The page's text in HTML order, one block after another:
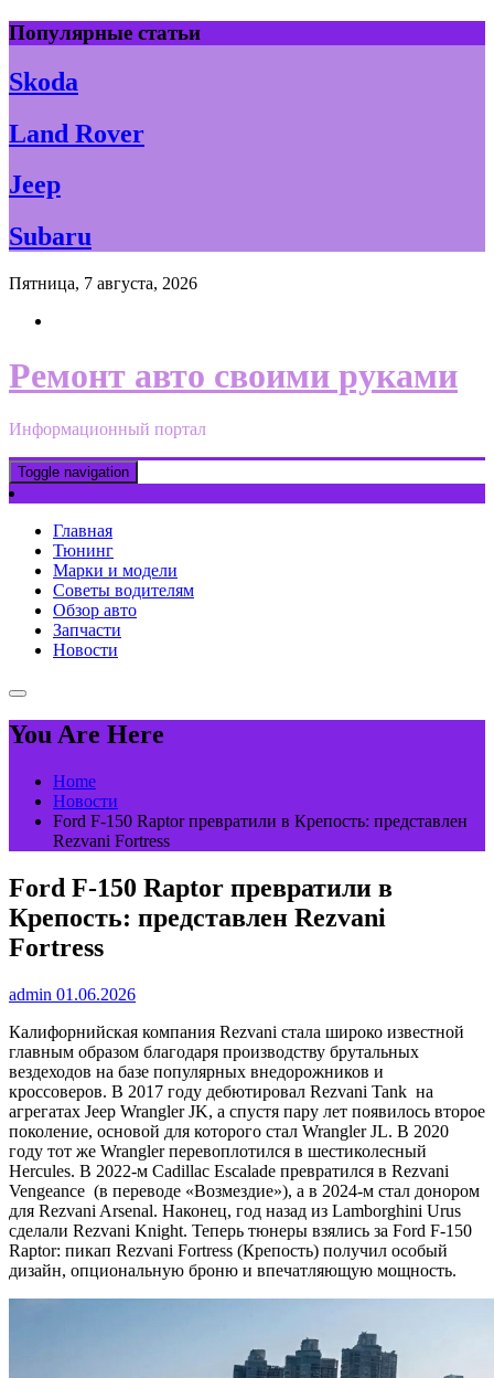
Skip
to
content
Популярные статьи
Skoda
Land Rover
Jeep
Subaru
Пятница, 7 августа, 2026
Ремонт авто своими руками
Информационный портал
Toggle navigation
Главная
Тюнинг
Марки и модели
Советы водителям
Обзор авто
Запчасти
Новости
You Are Here
Home
Новости
Ford F-150 Raptor превратили в Крепость: представлен
Rezvani Fortress
Ford F-150 Raptor превратили в
Крепость: представлен Rezvani
Fortress
admin 01.06.2026
Калифорнийская компания Rezvani стала широко известной
главным образом благодаря производству брутальных
вездеходов на базе популярных внедорожников и
кроссоверов. В 2017 году дебютировал Rezvani Tank на
агрегатах Jeep Wrangler JK, а спустя пару лет появилось второе
поколение, основой для которого стал Wrangler JL. В 2020
году тот же Wrangler перевоплотился в шестиколесный
Hercules. В 2022-м Cadillac Escalade превратился в Rezvani
Vengeance (в переводе «Возмездие»), а в 2024-м стал донором
для Rezvani Arsenal. Наконец, год назад из Lamborghini Urus
сделали Rezvani Knight. Теперь тюнеры взялись за Ford F-150
Raptor: пикап Rezvani Fortress (Крепость) получил особый
дизайн, опциональную броню и впечатляющую мощность.